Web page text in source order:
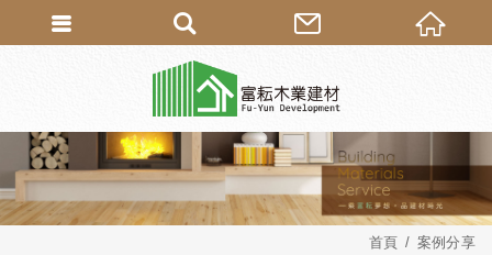
首頁 案例分享